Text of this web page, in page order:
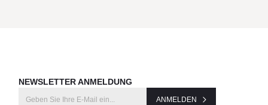
NEWSLETTER ANMELDUNG
ANMELDEN